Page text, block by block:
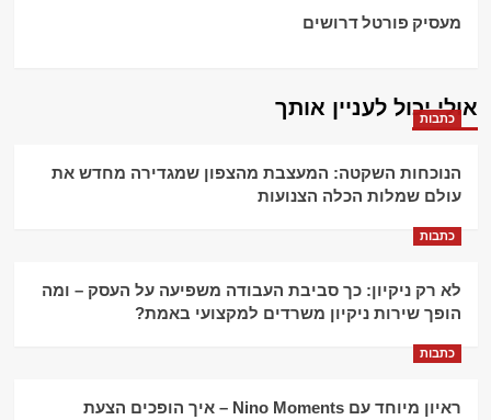
מעסיק פורטל דרושים
אולי יכול לעניין אותך
כתבות
הנוכחות השקטה: המעצבת מהצפון שמגדירה מחדש את
עולם שמלות הכלה הצנועות
כתבות
לא רק ניקיון: כך סביבת העבודה משפיעה על העסק – ומה
הופך שירות ניקיון משרדים למקצועי באמת?
כתבות
ראיון מיוחד עם Nino Moments – איך הופכים הצעת